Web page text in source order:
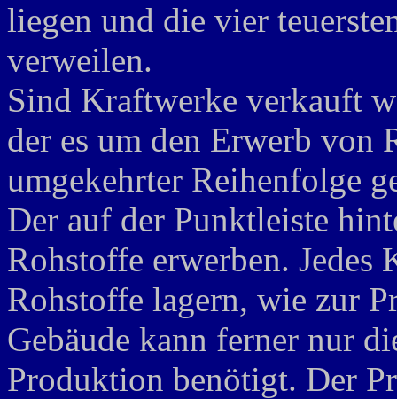
liegen und die vier
verweilen.
Sind Kraftwerke verkauft
der es um den Erwerb
umgekehrter Reihenfolge
Der auf der Punktleiste
Rohstoffe erwerben.
Rohstoffe lagern, wie zur
Gebäude kann ferner nur
Produktion benötigt. Der